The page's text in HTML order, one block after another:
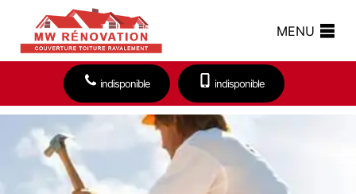
MENU
indisponible indisponible